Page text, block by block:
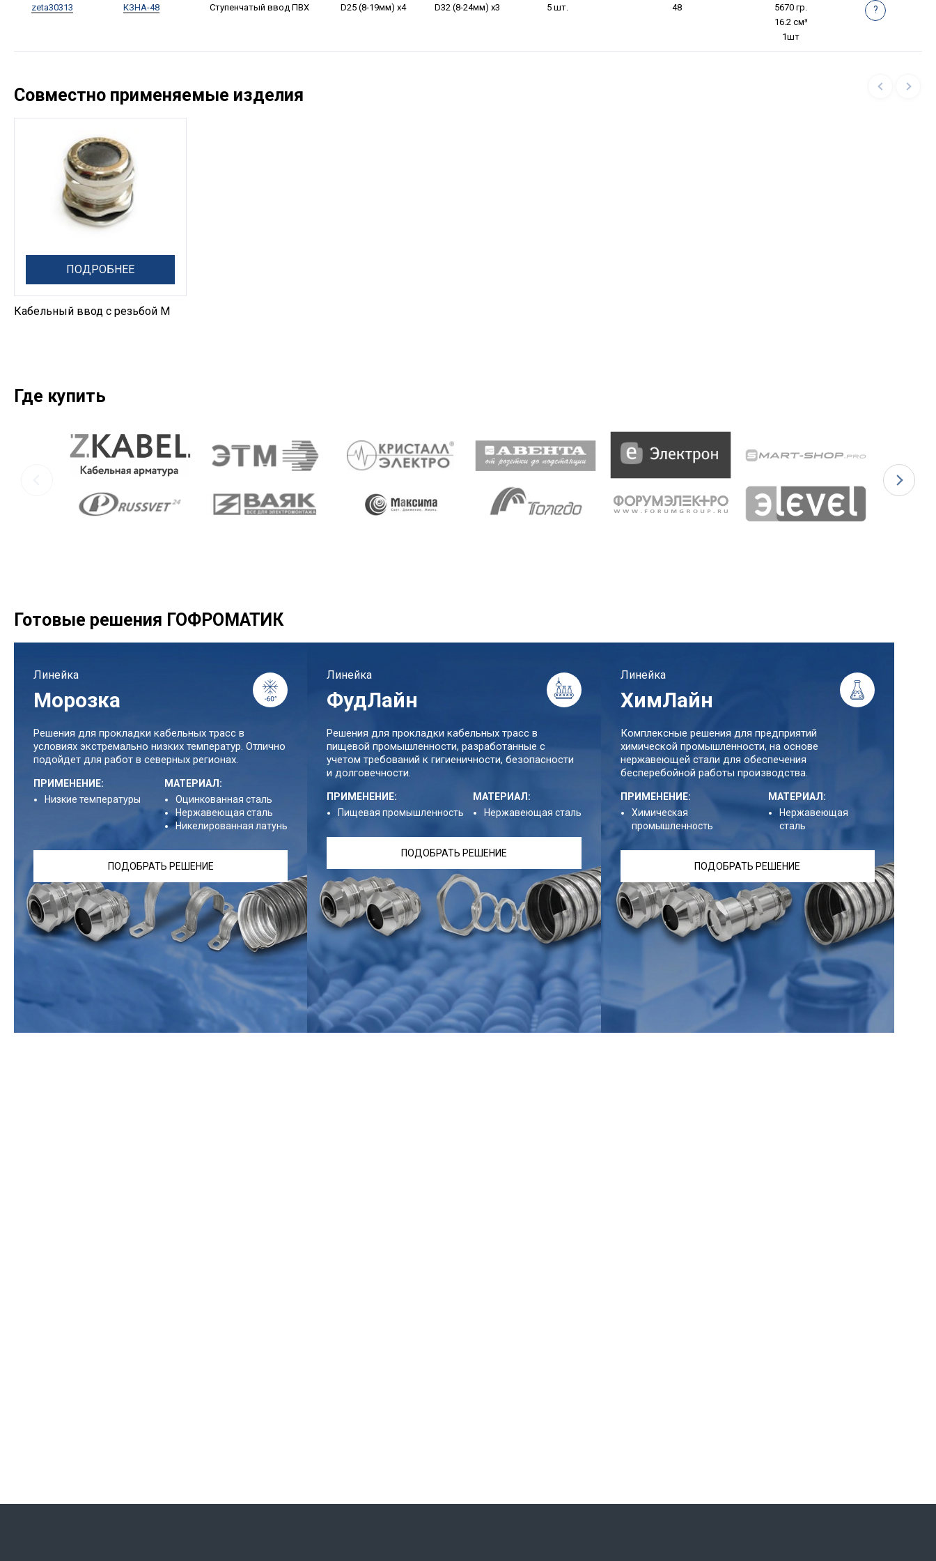
zeta30313 КЗНА-48 Ступенчатый ввод ПВХ D25 (8-19мм) х4 D32 (8-24мм) х3 5 шт. 48
5670 гр.
16.2 см³
1шт
?
Совместно применяемые изделия
ПОДРОБНЕЕ
Кабельный ввод с резьбой М
Где купить
Готовые решения ГОФРОМАТИК
Линейка
Морозка
Решения для прокладки кабельных трасс в
условиях экстремально низких температур. Отлично
подойдет для работ в северных регионах.
ПРИМЕНЕНИЕ:
Низкие температуры
МАТЕРИАЛ:
Оцинкованная сталь
Нержавеющая сталь
Никелированная латунь
ПОДОБРАТЬ РЕШЕНИЕ
Линейка
ФудЛайн
Решения для прокладки кабельных трасс в
пищевой промышленности, разработанные с
учетом требований к гигиеничности, безопасности
и долговечности.
ПРИМЕНЕНИЕ:
Пищевая промышленность
МАТЕРИАЛ:
Нержавеющая сталь
ПОДОБРАТЬ РЕШЕНИЕ
Линейка
ХимЛайн
Комплексные решения для предприятий
химической промышленности, на основе
нержавеющей стали для обеспечения
бесперебойной работы производства.
ПРИМЕНЕНИЕ:
Химическая
промышленность
МАТЕРИАЛ:
Нержавеющая
сталь
ПОДОБРАТЬ РЕШЕНИЕ